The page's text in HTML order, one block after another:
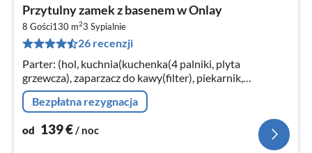
Przytulny zamek z basenem w Onlay
8 Gości130 m23 Sypialnie
26 recenzji
Parter: (hol, kuchnia(kuchenka(4 palniki, plyta
grzewcza), zaparzacz do kawy(filter), piekarnik,
kuchenka mikrofalowa, zmywarka do naczyń, lodówko-
zamrażarka)
Bezpłatna rezygnacja
od 139€/ noc